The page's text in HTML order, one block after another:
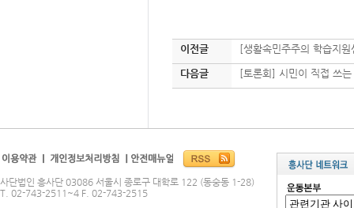
이전글 [생활속민주주의 학습지
다음글 [토론회] 시민이 직접 쓰
사단법인 흥사단 03086 서울시 종로구 대학로 122 (동숭동 1-28)
T. 02-743-2511~4 F. 02-743-2515